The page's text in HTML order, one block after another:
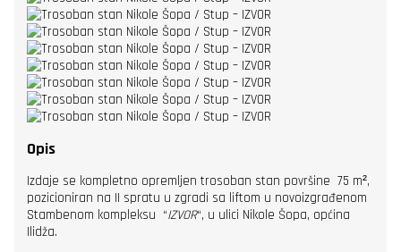
Opis
Izdaje se kompletno opremljen trosoban stan površine 75 m²,
pozicioniran na II spratu u zgradi sa liftom u novoizgrađenom
Stambenom kompleksu “IZVOR“, u ulici Nikole Šopa, općina
Ilidža.